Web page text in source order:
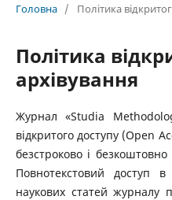
Головна / Політика
Політика
архівування
Журнал «Studia
відкритого доступу (Open
безстроково і
Повнотекстовий доступ
наукових статей журналу